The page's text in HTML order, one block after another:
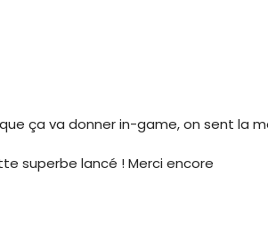
ça va donner in-game, on sent la
superbe lancé ! Merci encore